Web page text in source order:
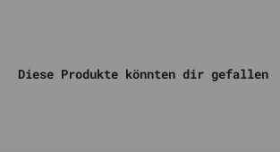
Diese Produkte könnten dir gefallen